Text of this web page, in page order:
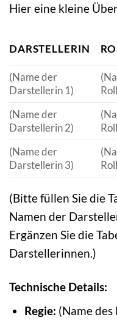
Hier eine kleine
DARSTELLERIN
(Name der
Darstellerin 1)
(Name der
Darstellerin 2)
(Name der
Darstellerin 3)
(Bitte füllen Sie die
Namen der
Ergänzen Sie die
Darstellerinnen.)
Technische Details:
Regie: (Name des